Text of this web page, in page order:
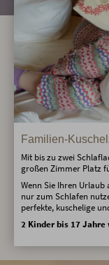
Familien-
Mit bis zu zwei
großen Zimmer Platz
Wenn Sie Ihren
nur zum Schlafen
perfekte, kuschelige
2 Kinder bis 17